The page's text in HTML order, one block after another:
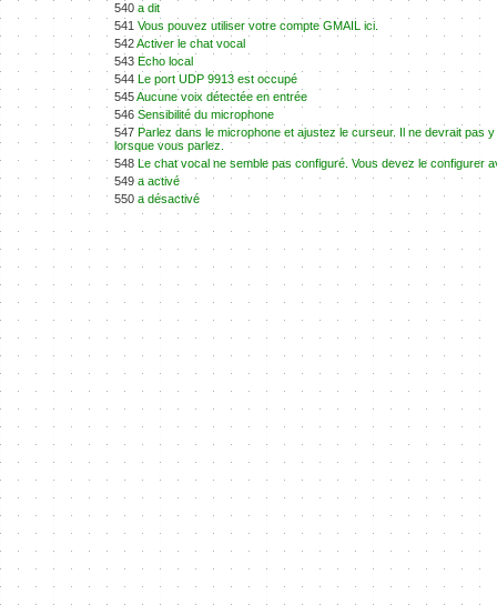
540 a dit
541 Vous pouvez utiliser votre compte GMAIL ici.
542Activer le chat vocal
543 Echo local
544 Le port UDP 9913 est occupé
545Aucune voix détectée en entrée
546 Sensibilité du microphone
547 Parlez dans le microphone et ajustez le curseur. Il ne devrait pas
lorsque vous parlez.
548 Le chat vocal ne semble pas configuré. Vous devez le configurer
549 a activé
550 a désactivé